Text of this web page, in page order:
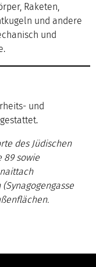
Raketen,
und andere
und
und
des Jüdischen
89 sowie